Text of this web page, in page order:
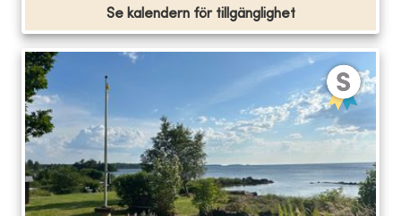
Se kalendern för tillgänglighet